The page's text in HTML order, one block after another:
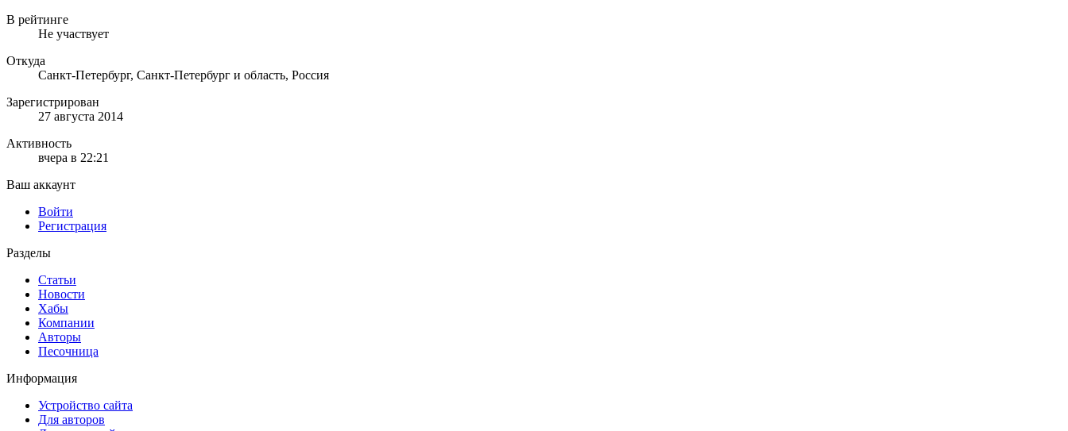
В рейтинге
Не участвует
Откуда
Санкт-Петербург, Санкт-Петербург и область, Россия
Зарегистрирован
27 августа 2014
Активность
вчера в 22:21
Ваш аккаунт
Войти
Регистрация
Разделы
Статьи
Новости
Хабы
Компании
Авторы
Песочница
Информация
Устройство сайта
Для авторов